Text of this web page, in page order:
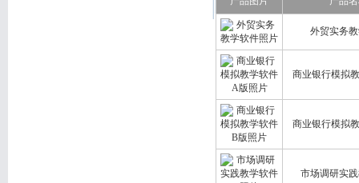
外贸实务
商业银行模拟
商业银行模拟
市场调研实